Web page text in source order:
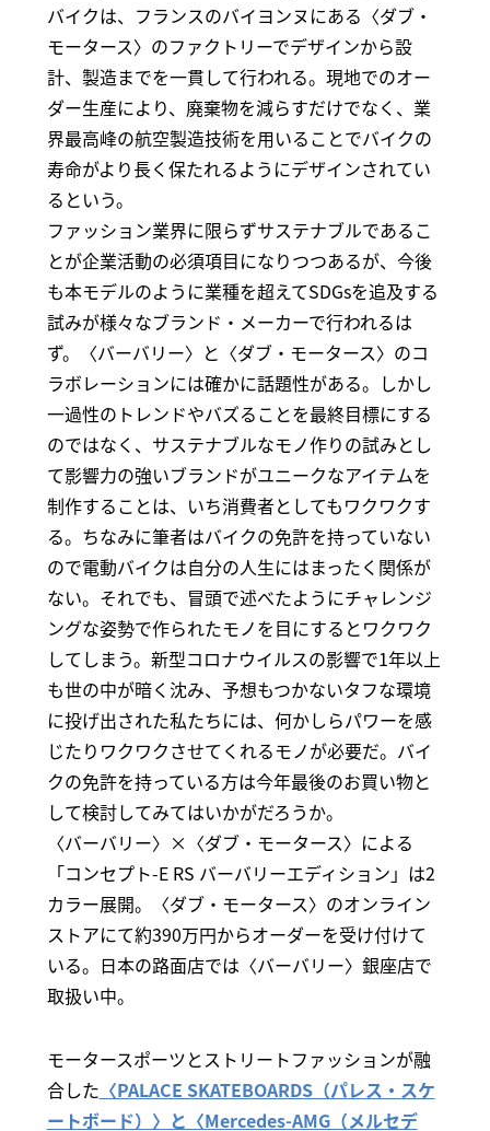
バイクは、フランスのバイヨンヌにある〈ダブ・
モータース〉のファクトリーでデザインから設
計、製造までを一貫して行われる。現地でのオー
ダー生産により、廃棄物を減らすだけでなく、業
界最高峰の航空製造技術を用いることでバイクの
寿命がより長く保たれるようにデザインされてい
るという。
ファッション業界に限らずサステナブルであるこ
とが企業活動の必須項目になりつつあるが、今後
も本モデルのように業種を超えてSDGsを追及する
試みが様々なブランド・メーカーで行われるは
ず。〈バーバリー〉と〈ダブ・モータース〉のコ
ラボレーションには確かに話題性がある。しかし
一過性のトレンドやバズることを最終目標にする
のではなく、サステナブルなモノ作りの試みとし
て影響力の強いブランドがユニークなアイテムを
制作することは、いち消費者としてもワクワクす
る。ちなみに筆者はバイクの免許を持っていない
ので電動バイクは自分の人生にはまったく関係が
ない。それでも、冒頭で述べたようにチャレンジ
ングな姿勢で作られたモノを目にするとワクワク
してしまう。新型コロナウイルスの影響で1年以上
も世の中が暗く沈み、予想もつかないタフな環境
に投げ出された私たちには、何かしらパワーを感
じたりワクワクさせてくれるモノが必要だ。バイ
クの免許を持っている方は今年最後のお買い物と
して検討してみてはいかがだろうか。
〈バーバリー〉×〈ダブ・モータース〉による
「コンセプト-E RS バーバリーエディション」は2
カラー展開。〈ダブ・モータース〉のオンライン
ストアにて約390万円からオーダーを受け付けて
いる。日本の路面店では〈バーバリー〉銀座店で
取扱い中。
モータースポーツとストリートファッションが融
合した 〈PALACE SKATEBOARDS（パレス・スケ
ートボード）〉と〈Mercedes-AMG（メルセデ